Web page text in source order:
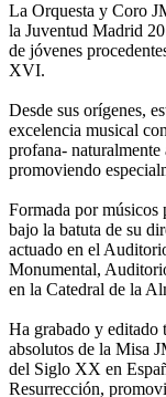
La Orquesta y Coro
la Juventud Madrid
de jóvenes
XVI.
Desde sus orígenes,
excelencia musical
profana- naturalmente
promoviendo
Formada por músicos
bajo la batuta de su
actuado en el
Monumental,
en la Catedral de la
Ha grabado y editado
absolutos de la Misa
del Siglo XX en
Resurrección,